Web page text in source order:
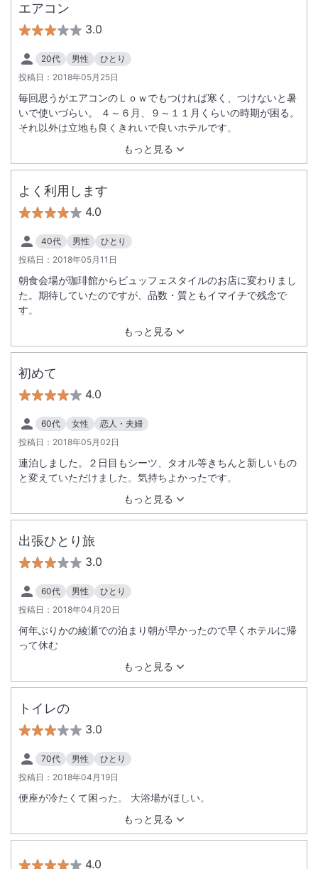
エアコン
3.0
20代 男性
ひとり
投稿日： 2018年05月25日
もっと見る
毎回思うがエアコンのＬｏｗでもつければ寒く、つけないと暑
いで使いづらい。 ４～６月、９～１１月くらいの時期が困る。
それ以外は立地も良くきれいで良いホテルです。
よく利用します
4.0
40代 男性
ひとり
投稿日： 2018年05月11日
もっと見る
朝食会場が珈琲館からビュッフェスタイルのお店に変わりまし
た。期待していたのですが、品数・質ともイマイチで残念で
す。
初めて
4.0
60代 女性
恋人・夫婦
投稿日： 2018年05月02日
もっと見る
連泊しました。２日目もシーツ、タオル等きちんと新しいもの
と変えていただけました。気持ちよかったです。
出張ひとり旅
3.0
60代 男性
ひとり
投稿日： 2018年04月20日
もっと見る
何年ぶりかの綾瀬での泊まり朝が早かったので早くホテルに帰
って休む
トイレの
3.0
70代 男性
ひとり
投稿日： 2018年04月19日
もっと見る
便座が冷たくて困った。 大浴場がほしい。
4.0